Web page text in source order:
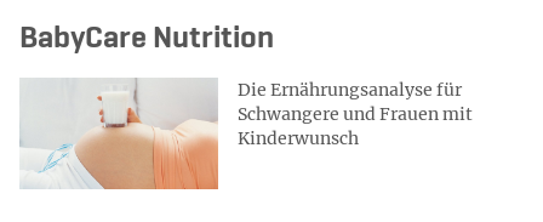
BabyCare Nutrition
Die Ernährungsanalyse für
Schwangere und Frauen mit
Kinderwunsch